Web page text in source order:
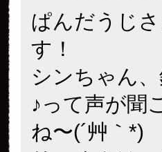
ぱんだうじ
す！
シンちゃん
♪って声が聞
ね〜(´艸｀*)